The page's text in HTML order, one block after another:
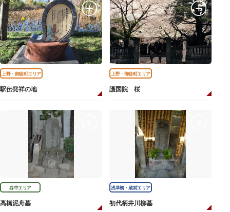
上野・御徒町エリア
駅伝発祥の地
上野・御徒町エリア
護国院 桜
谷中エリア
高橋泥舟墓
浅草橋・蔵前エリア
初代柄井川柳墓